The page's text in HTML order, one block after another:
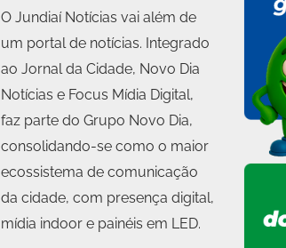
O Jundiaí Notícias vai além de
um portal de notícias. Integrado
ao Jornal da Cidade, Novo Dia
Notícias e Focus Mídia Digital,
faz parte do Grupo Novo Dia,
consolidando-se como o maior
ecossistema de comunicação
da cidade, com presença digital,
mídia indoor e painéis em LED.